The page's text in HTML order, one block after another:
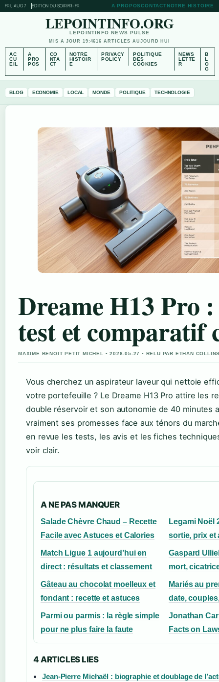
FRI, AUG 7 EDITION DU SOIRFR-FR A PROPOSCONTACTNOTRE HISTOIRE
LEPOINTINFO.ORG
LEPOINTINFO NEWS PULSE
MIS A JOUR 19:4616 ARTICLES AUJOURD HUI
AC
CU
EIL
A
PRO
POS
CO
NTA
CT
NOTRE
HISTOIR
E
PRIVACY
POLICY
POLITIQUE
DES
COOKIES
NEWS
LETTE
R
B
L
O
G
BLOG ECONOMIE LOCAL MONDE POLITIQUE TECHNOLOGIE
Dreame H13 Pro
test et comparatif
MAXIME BENOIT PETIT MICHEL • 2026-05-27 • RELU PAR ETHAN
Vous cherchez un aspirateur laveur qui nettoie
votre portefeuille ? Le Dreame H13 Pro attire les
double réservoir et son autonomie de 40 minutes
vraiment ses promesses face aux ténors du
en revue les tests, les avis et les fiches
voir clair.
A NE PAS MANQUER
Salade Chèvre Chaud – Recette
Facile avec Astuces et Calories
Legami Noël
sortie, prix et
Match Ligue 1 aujourd’hui en
direct : résultats et classement
Gaspard
mort,
Gâteau au chocolat moelleux et
fondant : recette et astuces
Mariés au
date,
Parmi ou parmis : la règle simple
pour ne plus faire la faute
Jonathan
Facts on
4 ARTICLES LIES
Jean-Pierre Michaël : biographie et doublage de